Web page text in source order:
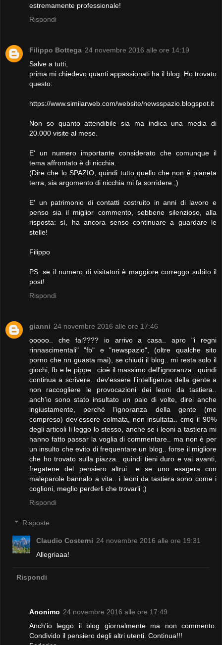
estremamente professionale!
Rispondi
Filippo Bottega 24 novembre 2016 alle ore 14:19
Salve a tutti,
prima mi chiedevo quanti appassionati ha il blog. Ho trovato
questo:
https://www.similarweb.com/website/newsspazio.blogspot.it
Non so quanto attendibile sia ma indica una media di
20.000 visite al mese.
E' un numero importante considerato che comunque il
tema affrontato è di nicchia.
(Dire che lo SPAZIO, quindi tutto quello che non è pianeta
terra, sia argomento di nicchia mi fa sorridere ;)
E' un patrimonio di contatti costruito in anni di lavoro e
penso sia il miglior commento, sebbene silenzioso, alla
risposta: sì, ha ancora senso continuare a guardare le
stelle!
Filippo
PS: se il numero di visitatori è maggiore correggo subito il
post!
Rispondi
gianni 24 novembre 2016 alle ore 17:46
ooooo.. che fai???? io arrivo a casa.. apro "i regni
rinnascimentali" "fb" e "newspazio", (oltre qualche sito
porno che nn guasta mai), se chiudi il blog.. mi resta solo il
giochi, fb e le pippe.. cioè il massimo dell'ignoranza.. quindi
continua a scrivere.. dev'essere l'intelligenza della gente a
non raccogliere le provocazioni dei leoni da tastiera..
anch'io sono stato insultato un paio di volte, direi anche
ingiustamente, perchè l'ignoranza della gente (me
compreso) dev'essere colmata, non insultata.. cmq il 90%
degli articoli li leggo lo stesso, anche se i leoni a tastiera mi
hanno fatto passar la voglia di commentare.. ma non è per
un insulto che evito di frequentare un blog.. forse il migliore
che ho trovato sulla piazza.. quindi tieni duro e vai avanti,
fregatene del pensiero altrui.. e se uno esagera con
maleparole bannalo a vita.. i leoni da tastiera sono come i
coglioni, meglio perderli che trovarli ;)
Rispondi
Risposte
Claudio Costerni 24 novembre 2016 alle ore 19:31
Allegriaaa!
Rispondi
Anonimo 24 novembre 2016 alle ore 17:49
Anch'io leggo il blog giornalmente ma non commento.
Condivido il pensiero degli altri utenti. Continua!!!